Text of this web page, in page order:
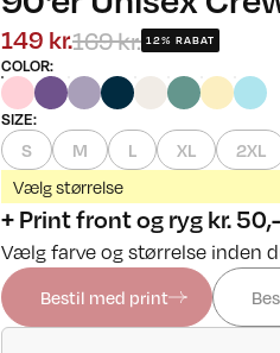
149 kr.169 kr. 12% RABAT
COLOR:
SIZE:
S M L XL 2XL
Vælg størrelse
+ Print front og ryg kr.
Vælg farve og størrelse inden
Bestil med print